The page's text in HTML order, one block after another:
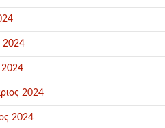
2024
2024
2024
2024